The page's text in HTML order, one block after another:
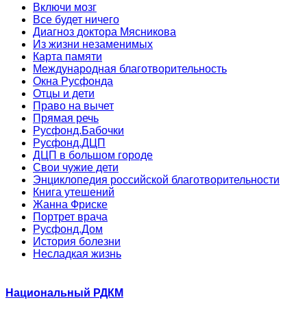
Включи мозг
Все будет ничего
Диагноз доктора Мясникова
Из жизни незаменимых
Карта памяти
Международная благотворительность
Окна Русфонда
Отцы и дети
Право на вычет
Прямая речь
Русфонд.Бабочки
Русфонд.ДЦП
ДЦП в большом городе
Свои чужие дети
Энциклопедия российской благотворительности
Книга утешений
Жанна Фриске
Портрет врача
Русфонд.Дом
История болезни
Несладкая жизнь
Национальный РДКМ